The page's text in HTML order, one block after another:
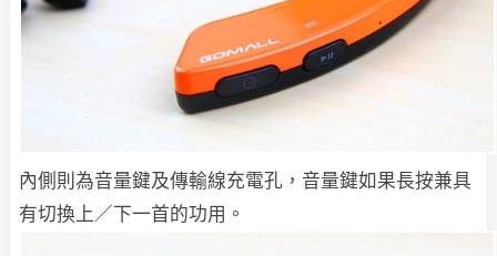
內側則為音量鍵及傳輸線充電孔，音量鍵如果長按兼具
有切換上／下一首的功用。